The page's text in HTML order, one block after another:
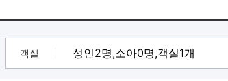
께 특별한 추억을♥]
객실